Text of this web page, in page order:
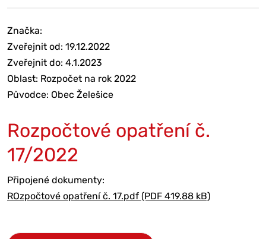
Značka:
Zveřejnit od: 19.12.2022
Zveřejnit do: 4.1.2023
Oblast: Rozpočet na rok 2022
Původce: Obec Želešice
Rozpočtové opatření č.
17/2022
Připojené dokumenty:
ROzpočtové opatření č. 17.pdf (PDF 419.88 kB)